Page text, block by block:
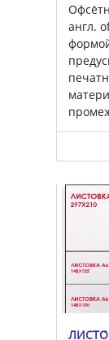
англ.